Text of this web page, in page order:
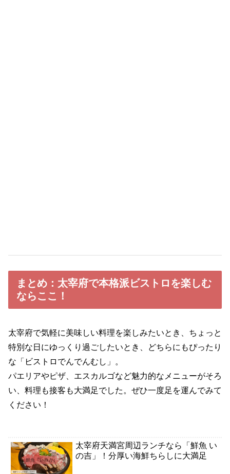
まとめ：太宰府で本格派ビストロを楽しむ
ならここ！
太宰府で気軽に美味しい料理を楽しみたいとき、ちょっと
特別な日にゆっくり過ごしたいとき、どちらにもぴったり
な「ビストロでんでんむし」。
パエリアやピザ、エスカルゴなど魅力的なメニューがそろ
い、料理も接客も大満足でした。ぜひ一度足を運んでみて
ください！
太宰府天満宮周辺ランチなら「鮮魚 い
の吉」！分厚い海鮮ちらしに大満足